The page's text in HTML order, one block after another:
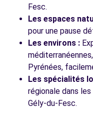
Fesc.
Les espaces
pour une pause
Les environs :
Pyrénées,
Les spécialités
régionale dans
Gély-du-Fesc.